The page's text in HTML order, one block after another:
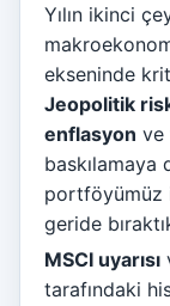
Yılın ikinci
ekseninde
Jeopolitik
enflasyon ve
baskılamaya
portföyümüz
geride
MSCI uyarısı
tarafındaki